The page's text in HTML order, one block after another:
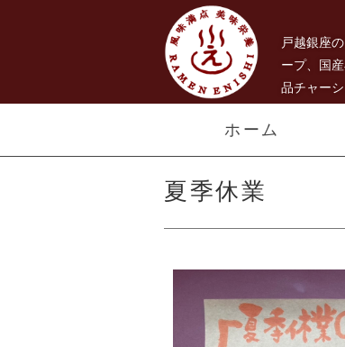
い！３
種類の
チャー
メン、
自家製
戸越銀座
ープ、国
品チャー
ホーム
夏季休業